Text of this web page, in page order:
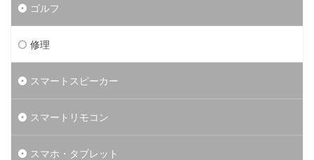
ゴルフ
修理
スマートスピーカー
スマートリモコン
スマホ・タブレット